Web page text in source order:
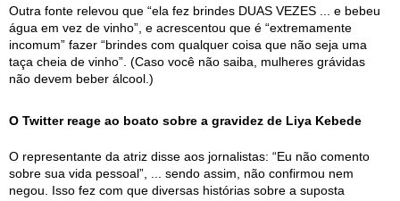
Outra fonte relevou que “ela fez brindes DUAS VEZES ... e bebeu
água em vez de vinho”, e acrescentou que é “extremamente
incomum” fazer “brindes com qualquer coisa que não seja uma
taça cheia de vinho”. (Caso você não saiba, mulheres grávidas
não devem beber álcool.)
O Twitter reage ao boato sobre a gravidez de Liya Kebede
O representante da atriz disse aos jornalistas: “Eu não comento
sobre sua vida pessoal”, ... sendo assim, não confirmou nem
negou. Isso fez com que diversas histórias sobre a suposta